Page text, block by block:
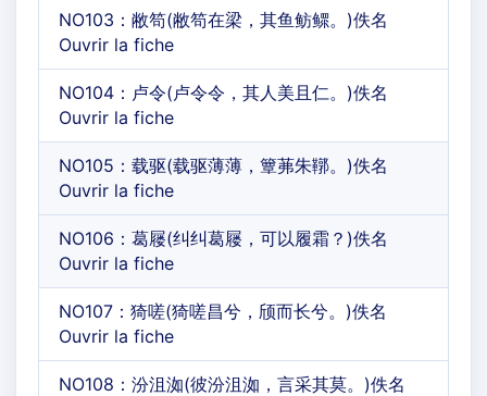
NO103：敝笱(敝笱在梁，其鱼鲂鳏。)佚名
Ouvrir la fiche
NO104：卢令(卢令令，其人美且仁。)佚名
Ouvrir la fiche
NO105：载驱(载驱薄薄，簟茀朱鞹。)佚名
Ouvrir la fiche
NO106：葛屦(纠纠葛屦，可以履霜？)佚名
Ouvrir la fiche
NO107：猗嗟(猗嗟昌兮，颀而长兮。)佚名
Ouvrir la fiche
NO108：汾沮洳(彼汾沮洳，言采其莫。)佚名